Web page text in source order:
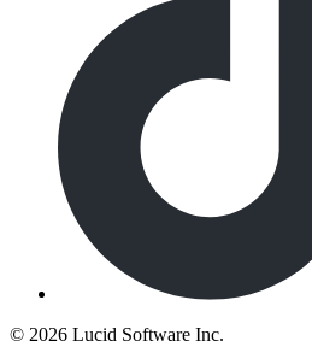
© 2026 Lucid Software Inc.